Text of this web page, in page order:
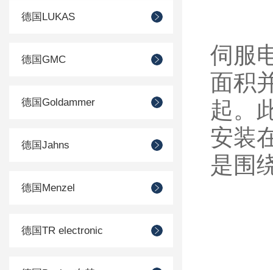
德国LUKAS
德国GMC
德国Goldammer
德国Jahns
德国Menzel
德国TR electronic
伺服
面积
起。
安装
是围